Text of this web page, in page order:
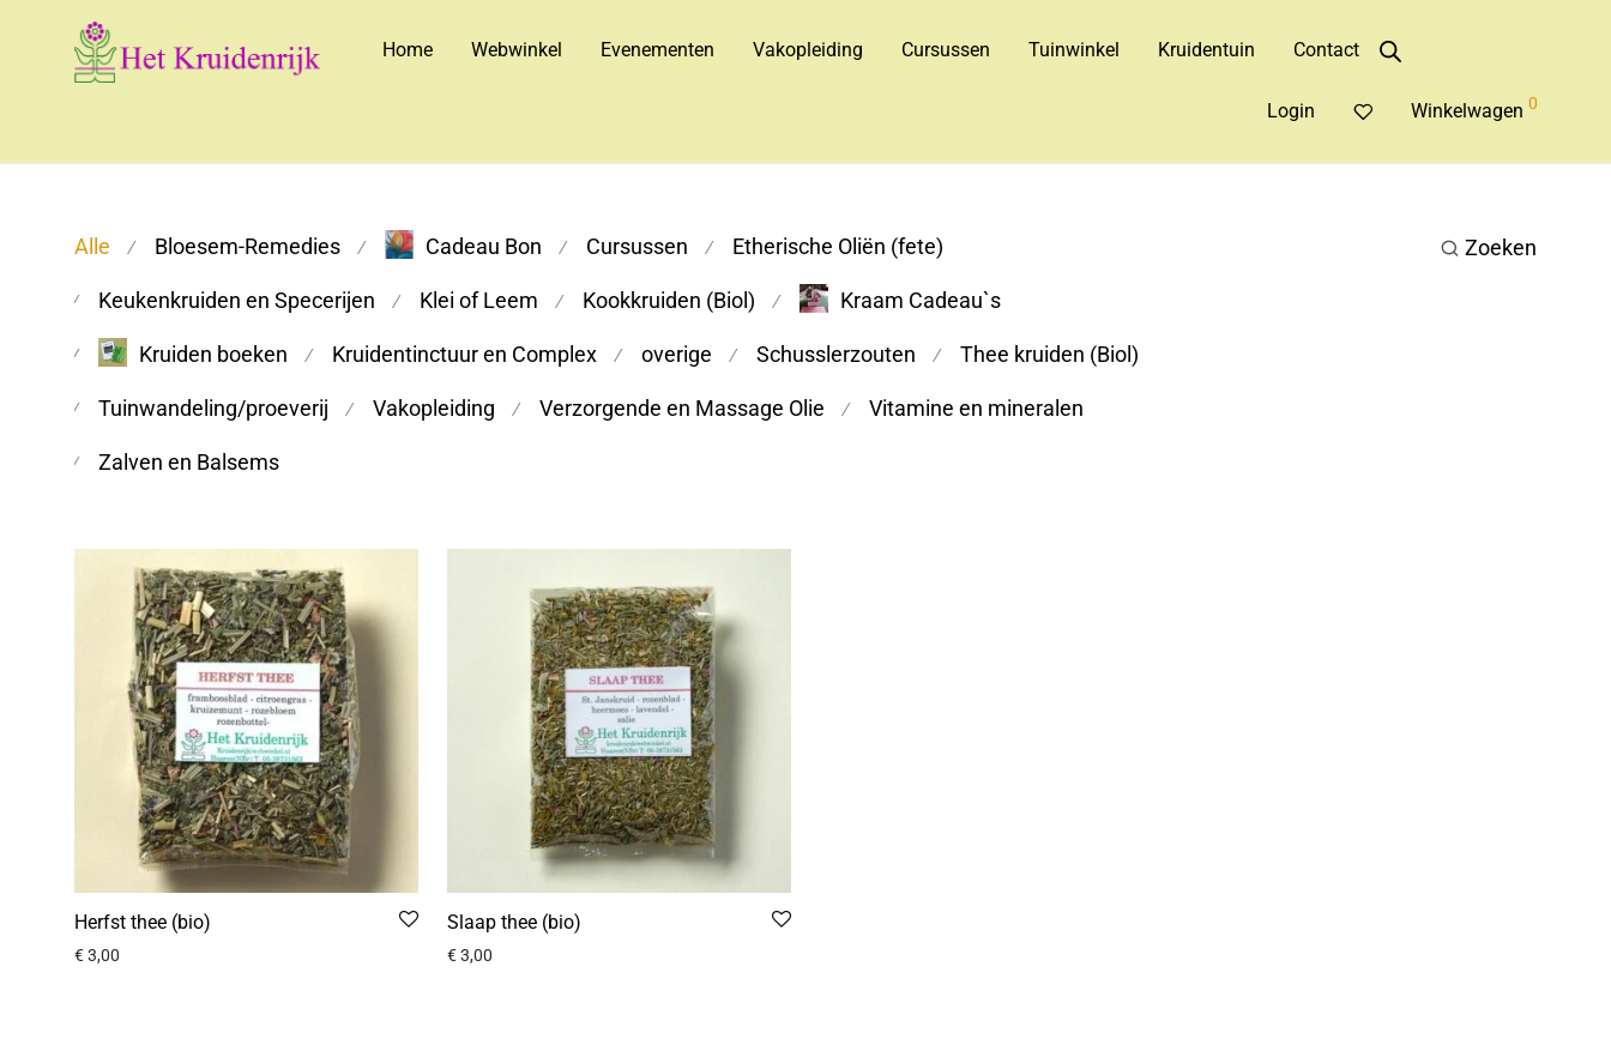
Home Webwinkel Evenementen Vakopleiding Cursussen Tuinwinkel Kruidentuin Contact
Login Winkelwagen 0
Zoeken
Alle ⁄ Bloesem-Remedies ⁄ Cadeau Bon ⁄ Cursussen ⁄ Etherische Oliën (fete)
⁄ Keukenkruiden en Specerijen ⁄ Klei of Leem ⁄ Kookkruiden (Biol) ⁄ Kraam Cadeau`s
⁄ Kruiden boeken ⁄ Kruidentinctuur en Complex ⁄ overige ⁄ Schusslerzouten ⁄ Thee kruiden (Biol)
⁄ Tuinwandeling/proeverij ⁄ Vakopleiding ⁄ Verzorgende en Massage Olie ⁄ Vitamine en mineralen
⁄ Zalven en Balsems
Herfst thee (bio)
€3,00
Slaap thee (bio)
€3,00